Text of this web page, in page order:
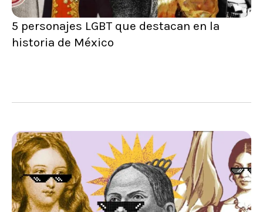
5 personajes LGBT que destacan en la
historia de México